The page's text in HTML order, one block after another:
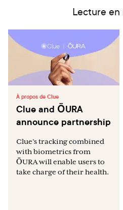
Lecture
À propos de Clue
Clue and ŌURA
announce partnership
Clue’s tracking combined
with biometrics from
ŌURA will enable users to
take charge of their health.